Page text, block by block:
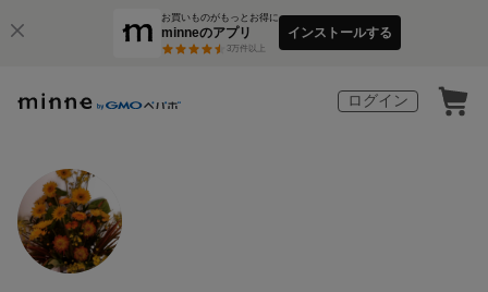
お買いものがもっとお得に
minneのアプリ
3万件以上
インストールする
ログイン